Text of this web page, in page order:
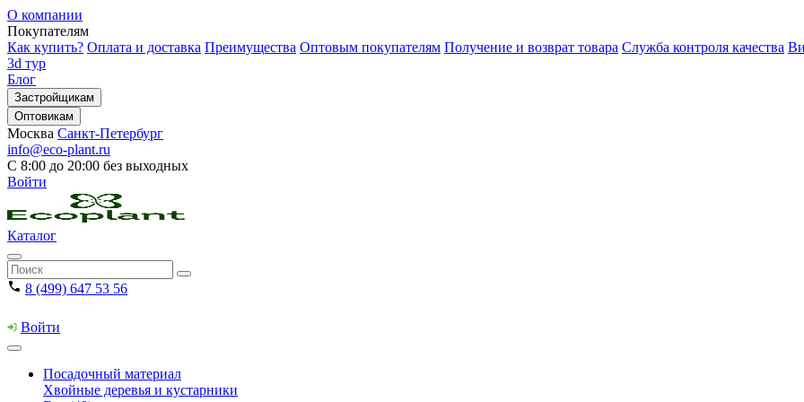
О компании
Покупателям
Как купить? Оплата и доставка Преимущества Оптовым покупателям Получение и возврат товара Служба контроля качества
3d тур
Блог
Застройщикам
Оптовикам
Москва Санкт-Петербург
info@eco-plant.ru
С 8:00 до 20:00 без выходных
Войти
Каталог
8 (499) 647 53 56
Войти
Посадочный материал
Хвойные деревья и кустарники